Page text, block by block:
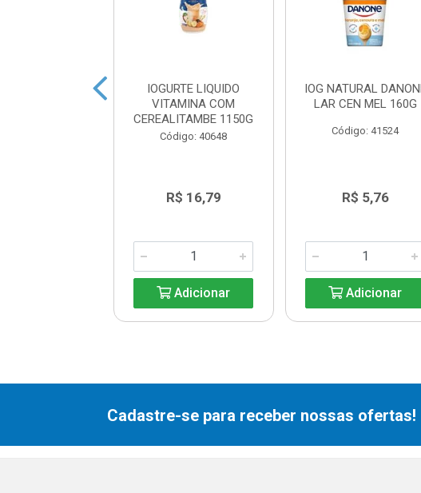
IOGURTE LIQUIDO
VITAMINA COM
CEREALITAMBE 1150G
Código: 40648
R$ 16,79
Adicionar
IOG NATURAL
LAR CEN MEL 160G
Código: 41524
R$ 5,76
Adicionar
Cadastre-se para receber nossas ofertas!